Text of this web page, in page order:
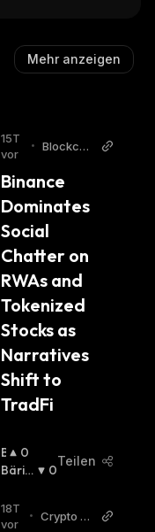
Mehr anzeigen
15T
vor
• Blockcha
r
Binance
Dominates
Social
Chatter on
RWAs and
Tokenized
Stocks as
Narratives
Shift to
TradFi
B
U
I
S
0
Bäris
0
Teilen
18T
vor
• Crypto Br